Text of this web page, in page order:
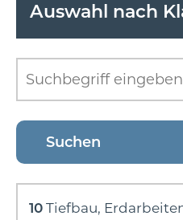
Auswahl nach
10 Tiefbau,